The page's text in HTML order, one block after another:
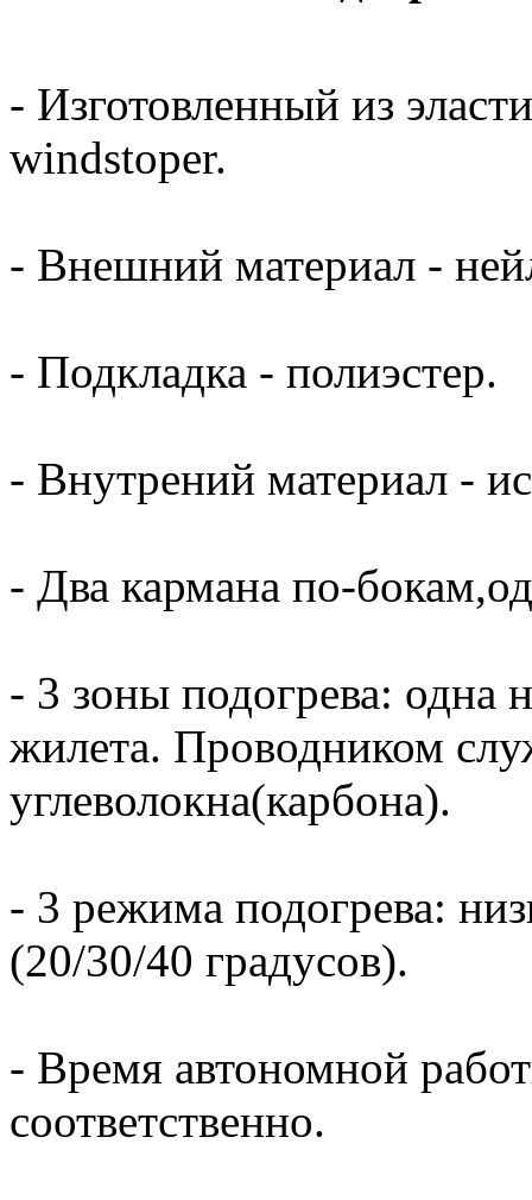
- Изготовленный из
windstoper.
- Внешний материал -
- Подкладка - полиэстер.
- Внутрений материал -
- Два кармана по-
- 3 зоны подогрева: одна
жилета. Проводником
углеволокна(карбона).
- 3 режима подогрева:
(20/30/40 градусов).
- Время автономной
соответственно.